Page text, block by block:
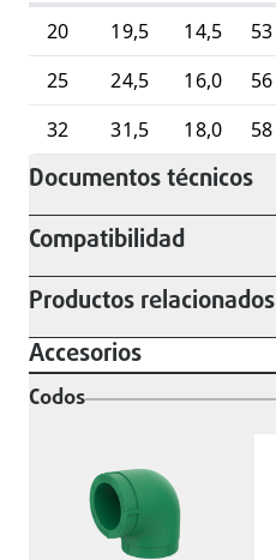
20 19,5 14,5 53
25
24,5 16,0 56
32
31,5 18,0 58
Documentos técnicos
Compatibilidad
Productos relacionados
Accesorios
Codos